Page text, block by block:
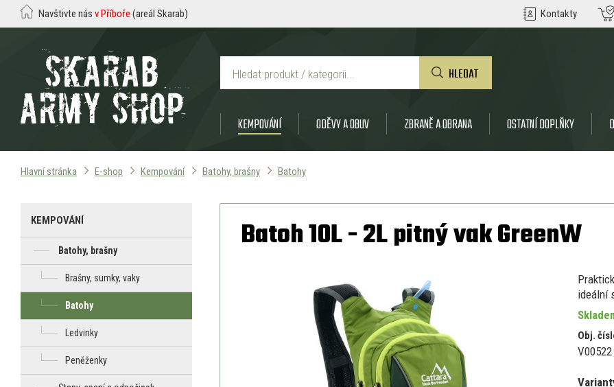
Navštivte nás v Příboře (areál Skarab) Kontakty
HLEDAT
KEMPOVÁNÍ ODĚVY A OBUV ZBRANĚ A OBRANA OSTATNÍ DOPLŇKY
Hlavní stránka E-shop Kempování Batohy, brašny Batohy
Batoh 10L - 2L pitný vak GreenW
ideální
Obj.
V00522
KEMPOVÁNÍ
Batohy, brašny
Brašny, sumky, vaky
Batohy
Ledvinky
Peněženky